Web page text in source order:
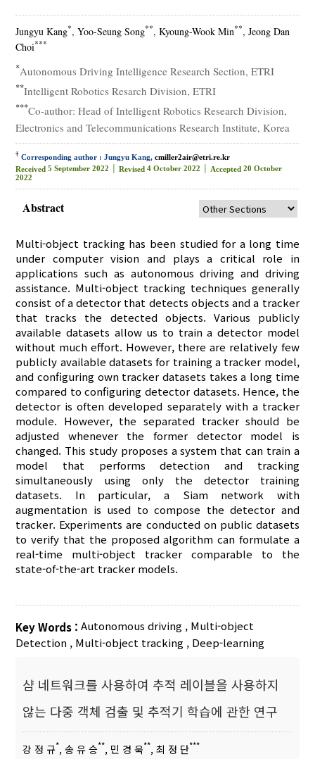
Jungyu Kang*, Yoo-Seung Song**, Kyoung-Wook Min**, Jeong Dan
Choi***
*Autonomous Driving Intelligence Research Section, ETRI
**Intelligent Robotics Resarch Division, ETRI
***Co-author: Head of Intelligent Robotics Research Division,
Electronics and Telecommunications Research Institute, Korea
† Corresponding author : Jungyu Kang,cmiller2air@etri.re.kr
Received 5 September 2022 │Revised 4 October 2022 │ Accepted 20 October
2022
Abstract
Multi-object tracking has been studied for a long time
under computer vision and plays a critical role in
applications such as autonomous driving and driving
assistance. Multi-object tracking techniques generally
consist of a detector that detects objects and a tracker
that tracks the detected objects. Various publicly
available datasets allow us to train a detector model
without much effort. However, there are relatively few
publicly available datasets for training a tracker model,
and configuring own tracker datasets takes a long time
compared to configuring detector datasets. Hence, the
detector is often developed separately with a tracker
module. However, the separated tracker should be
adjusted whenever the former detector model is
changed. This study proposes a system that can train a
model that performs detection and tracking
simultaneously using only the detector training
datasets. In particular, a Siam network with
augmentation is used to compose the detector and
tracker. Experiments are conducted on public datasets
to verify that the proposed algorithm can formulate a
real-time multi-object tracker comparable to the
state-of-the-art tracker models.
Key Words :Autonomous driving , Multi-object
Detection , Multi-object tracking , Deep-learning
샴 네트워크를 사용하여 추적 레이블을 사용하지
않는 다중 객체 검출 및 추적기 학습에 관한 연구
강 정 규*, 송 유 승**, 민 경 욱**, 최 정 단***